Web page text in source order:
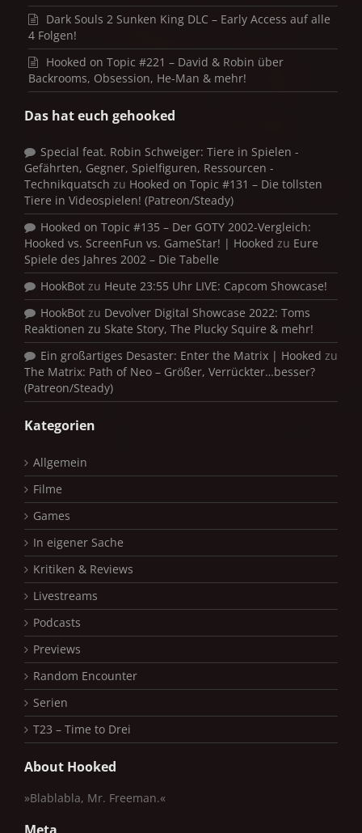
Dark Souls 2 Sunken King DLC – Early Access auf alle
4 Folgen!
Hooked on Topic #221 – David & Robin über
Backrooms, Obsession, He-Man & mehr!
Das hat euch gehooked
Special feat. Robin Schweiger: Tiere in Spielen -
Gefährten, Gegner, Spielfiguren, Ressourcen -
Technikquatsch zu Hooked on Topic #131 – Die tollsten
Tiere in Videospielen! (Patreon/Steady)
Hooked on Topic #135 – Der GOTY 2002-Vergleich:
Hooked vs. ScreenFun vs. GameStar! | Hooked zu Eure
Spiele des Jahres 2002 – Die Tabelle
HookBot zu Heute 23:55 Uhr LIVE: Capcom Showcase!
HookBot zu Devolver Digital Showcase 2022: Toms
Reaktionen zu Skate Story, The Plucky Squire & mehr!
Ein großartiges Desaster: Enter the Matrix | Hooked zu
The Matrix: Path of Neo – Größer, Verrückter…besser?
(Patreon/Steady)
Kategorien
Allgemein
Filme
Games
In eigener Sache
Kritiken & Reviews
Livestreams
Podcasts
Previews
Random Encounter
Serien
T23 – Time to Drei
About Hooked
»Blablabla, Mr. Freeman.«